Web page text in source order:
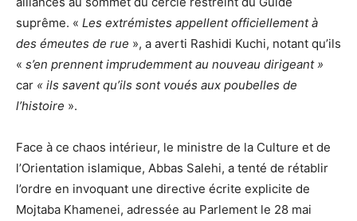
suprême. « Les extrémistes appellent officiellement à
des émeutes de rue », a averti Rashidi Kuchi, notant qu’ils
« s’en prennent imprudemment au nouveau dirigeant »
car « ils savent qu’ils sont voués aux poubelles de
l’histoire ».
Face à ce chaos intérieur, le ministre de la Culture et de
l’Orientation islamique, Abbas Salehi, a tenté de rétablir
l’ordre en invoquant une directive écrite explicite de
Mojtaba Khamenei, adressée au Parlement le 28 mai